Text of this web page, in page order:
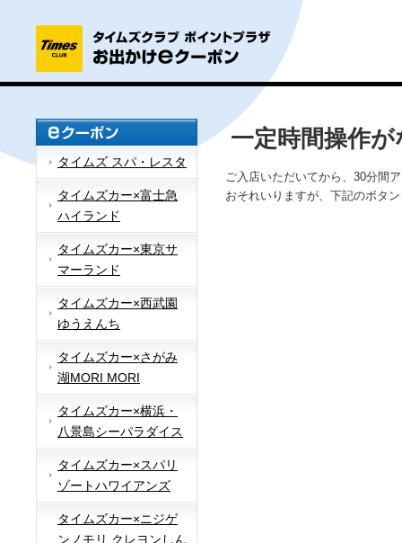
タイムズ スパ・レスタ
タイムズカー×富士急
ハイランド
タイムズカー×東京サ
マーランド
タイムズカー×西武園
ゆうえんち
タイムズカー×さがみ
湖MORI MORI
タイムズカー×横浜・
八景島シーパラダイス
タイムズカー×スパリ
ゾートハワイアンズ
タイムズカー×ニジゲ
ンノモリ クレヨンしん
一定時間操作
ご入店いただいてから、30分間
おそれいりますが、下記のボタ